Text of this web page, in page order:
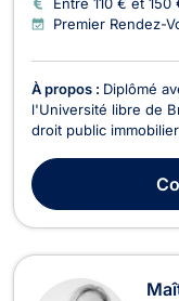
Premier Rendez-
À propos : Diplômé
l'Université libre de
droit public
son diplôme avec
aujourd'hui